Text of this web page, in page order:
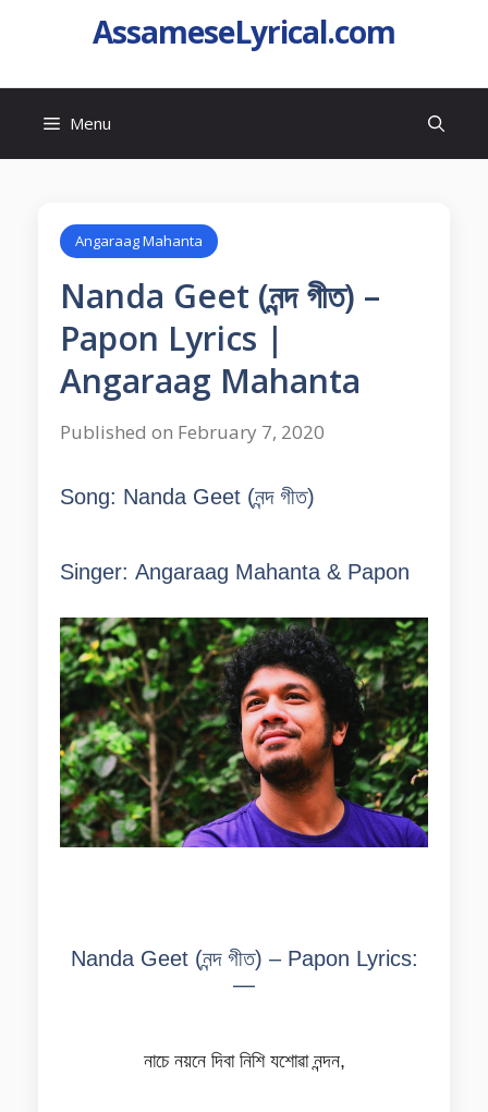
AssameseLyrical.com
Menu
Angaraag Mahanta
Nanda Geet (নন্দ গীত) –
Papon Lyrics |
Angaraag Mahanta
Published on February 7, 2020
Song: Nanda Geet (নন্দ গীত)
Singer: Angaraag Mahanta & Papon
Nanda Geet (নন্দ গীত) – Papon Lyrics:
—
নাচে নয়নে দিবা নিশি যশোৱা নন্দন,